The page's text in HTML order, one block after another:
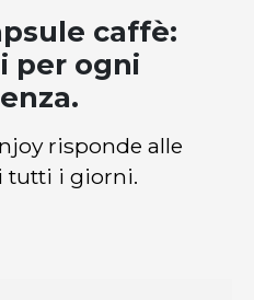
caffè:
per ogni
risponde alle
tutti i giorni.